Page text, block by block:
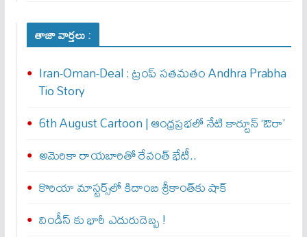
తాజా వార్తలు :
Iran-Oman-Deal : ట్రంప్ స‌త‌మ‌తం Andhra Prabha
Tio Story
6th August Cartoon | ఆంధ్రప్రభలో నేటి కార్టూన్ ‘ఔరా’
అమెరికా రాయబారితో రేవంత్ భేటీ..
కొరియా మాస్టర్స్‌లో కిదాంబి శ్రీకాంత్‌కు షాక్
విండీస్ కు భారీ ఎదురుదెబ్బ !